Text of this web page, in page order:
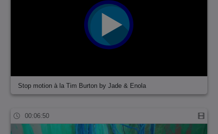
Stop motion à la Tim Burton by Jade & Enola
00:06:50